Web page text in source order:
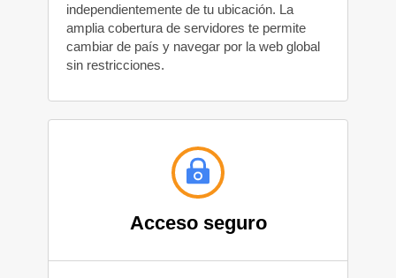
independientemente de tu ubicación. La
amplia cobertura de servidores te permite
cambiar de país y navegar por la web global
sin restricciones.
Acceso seguro